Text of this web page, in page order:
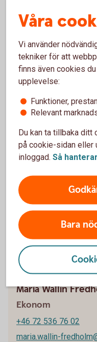
Pernilla
Seniorekonom
+46 73 048 10 62
Mer om Pernilla
Maria Wallin
Ekonom
+46 72 536 76 02
maria.wallin-
Våra
Vi använder
tekniker för att
finns även cookies
upplevelse:
Funktioner,
Relevant
Du kan ta tillbaka ditt
på cookie-sidan eller
inloggad. Så
Bara